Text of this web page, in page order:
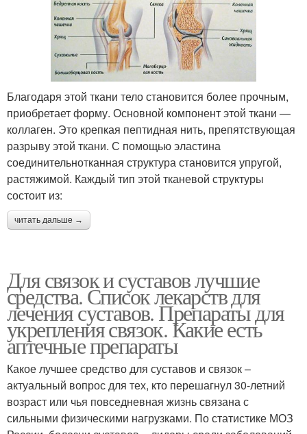
Благодаря этой ткани тело становится более прочным,
приобретает форму. Основной компонент этой ткани —
коллаген. Это крепкая пептидная нить, препятствующая
разрыву этой ткани. С помощью эластина
соединительнотканная структура становится упругой,
растяжимой. Каждый тип этой тканевой структуры
состоит из:
читать дальше →
Для связок и суставов лучшие
средства. Список лекарств для
лечения суставов. Препараты для
укрепления связок. Какие есть
аптечные препараты
Какое лучшее средство для суставов и связок –
актуальный вопрос для тех, кто перешагнул 30-летний
возраст или чья повседневная жизнь связана с
сильными физическими нагрузками. По статистике МОЗ